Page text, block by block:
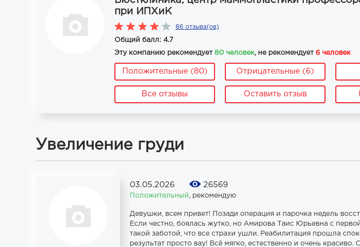
при ИПХиК
86 отзыва(ов)
Общий балл: 4.7
Эту компанию рекомендует 80 человек, не рекомендует 6 человек
Положительные (80) Отрицательные (6)
Все отзывы Оставить отзыв
Увеличение груди
03.05.2026 26569
Положительный рекомендую
Девушки, всем привет! Позади операция и парочка недель
Если честно, боялась жутко, но Амирова Таис Юрьевна с
такой заботой, что все страхи ушли. Реабилитация прошла
результат просто вау! Всё мягко, естественно и очень красиво.